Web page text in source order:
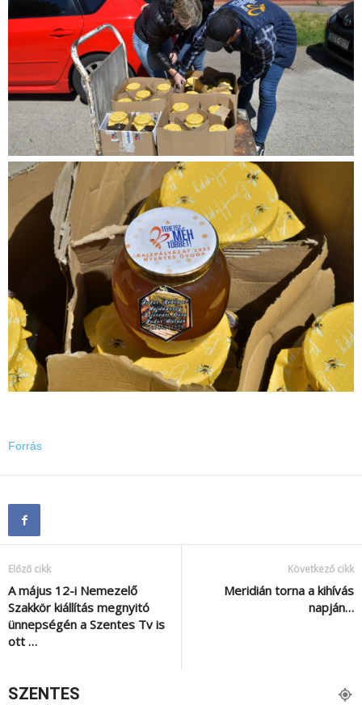
Forrás
Előző cikk
A május 12-i Nemezelő
Szakkör kiállítás megnyitó
ünnepségén a Szentes Tv is
ott …
Következő cikk
Meridián torna a kihívás
napján…
SZENTES